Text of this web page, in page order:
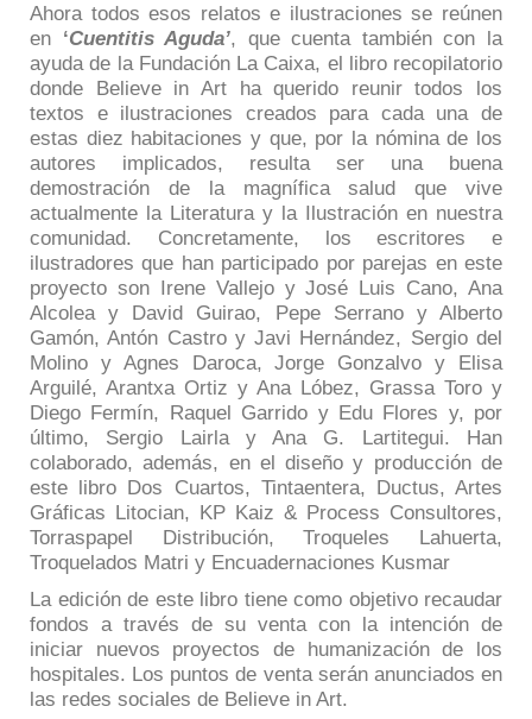
Ahora todos esos relatos e ilustraciones se reúnen
en ‘Cuentitis Aguda’, que cuenta también con la
ayuda de la Fundación La Caixa, el libro recopilatorio
donde Believe in Art ha querido reunir todos los
textos e ilustraciones creados para cada una de
estas diez habitaciones y que, por la nómina de los
autores implicados, resulta ser una buena
demostración de la magnífica salud que vive
actualmente la Literatura y la Ilustración en nuestra
comunidad. Concretamente, los escritores e
ilustradores que han participado por parejas en este
proyecto son Irene Vallejo y José Luis Cano, Ana
Alcolea y David Guirao, Pepe Serrano y Alberto
Gamón, Antón Castro y Javi Hernández, Sergio del
Molino y Agnes Daroca, Jorge Gonzalvo y Elisa
Arguilé, Arantxa Ortiz y Ana Lóbez, Grassa Toro y
Diego Fermín, Raquel Garrido y Edu Flores y, por
último, Sergio Lairla y Ana G. Lartitegui. Han
colaborado, además, en el diseño y producción de
este libro Dos Cuartos, Tintaentera, Ductus, Artes
Gráficas Litocian, KP Kaiz & Process Consultores,
Torraspapel Distribución, Troqueles Lahuerta,
Troquelados Matri y Encuadernaciones Kusmar
La edición de este libro tiene como objetivo recaudar
fondos a través de su venta con la intención de
iniciar nuevos proyectos de humanización de los
hospitales. Los puntos de venta serán anunciados en
las redes sociales de Believe in Art.